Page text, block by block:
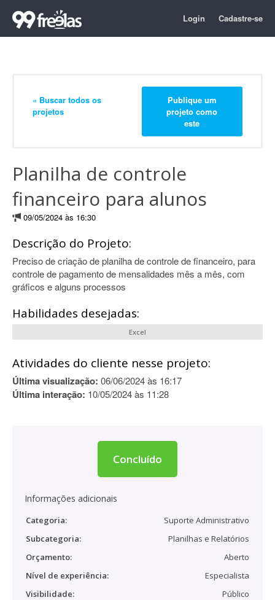
Login Cadastre-se
« Buscar todos os
projetos
Publique um
projeto como
este
Planilha de controle
financeiro para alunos
09/05/2024 às 16:30
Descrição do Projeto:
Preciso de criação de planilha de controle de financeiro, para
controle de pagamento de mensalidades mês a mês, com
gráficos e alguns processos
Habilidades desejadas:
Excel
Atividades do cliente nesse projeto:
Última visualização: 06/06/2024 às 16:17
Última interação: 10/05/2024 às 11:28
Concluído
Informações adicionais
Categoria:
Suporte Administrativo
Subcategoria:
Planilhas e Relatórios
Orçamento:
Aberto
Nível de experiência:
Especialista
Visibilidade:
Público